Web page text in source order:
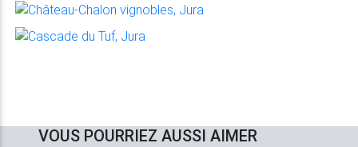
VOUS POURRIEZ AUSSI AIMER